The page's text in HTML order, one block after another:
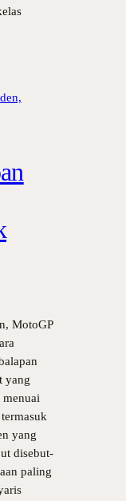
MotoGP
yang
yang
disebut-
paling